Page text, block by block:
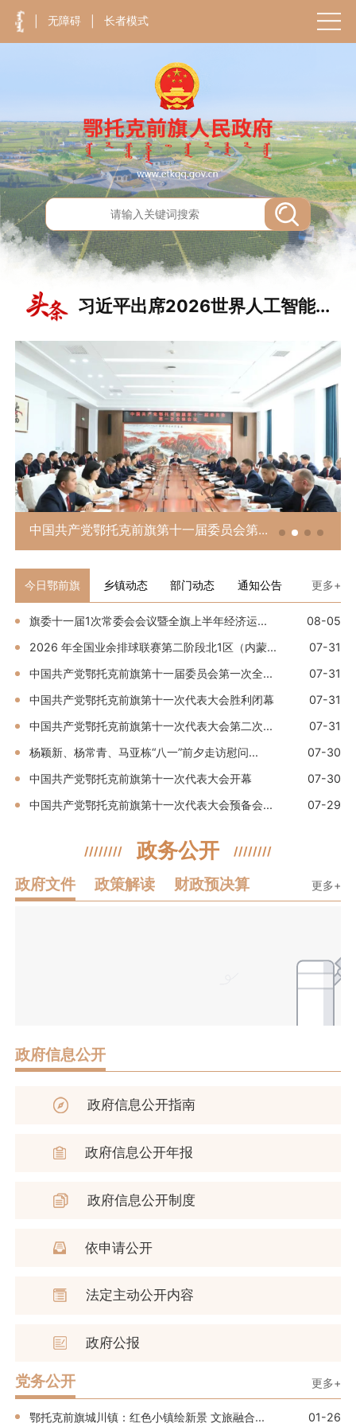
无障碍 长者模式
习近平出席2026世界人工智能...
中国共产党鄂托克前旗第十一届委员会第...
今日鄂前旗 乡镇动态 部门动态 通知公告 更多+
旗委十一届1次常委会会议暨全旗上半年经济运...
08-05
2026 年全国业余排球联赛第二阶段北1区（内蒙...
07-31
中国共产党鄂托克前旗第十一届委员会第一次全...
07-31
中国共产党鄂托克前旗第十一次代表大会胜利闭幕
07-31
中国共产党鄂托克前旗第十一次代表大会第二次...
07-31
杨颖新、杨常青、马亚栋“八一”前夕走访慰问...
07-30
中国共产党鄂托克前旗第十一次代表大会开幕
07-30
中国共产党鄂托克前旗第十一次代表大会预备会...
07-29
//////// 政务公开 ////////
政府文件 政策解读 财政预决算 更多+
政府信息公开
政府信息公开指南
政府信息公开年报
政府信息公开制度
依申请公开
法定主动公开内容
政府公报
党务公开 更多+
鄂托克前旗城川镇：红色小镇绘新景 文旅融合... 01-26